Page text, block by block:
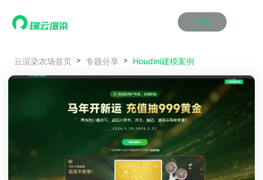
注册
产品服务
效果图渲染
云渲染管理系统
AI视频插帧
效果图渲染
云渲染管理系统
AI视频插帧
效果图渲染
云渲染管理系统
AI视频插帧
效果图渲染
云渲染管理系统
AI视频插帧
效果图渲染
云渲染管理系统
AI视频插帧
效果图渲染
云渲染管理系统
AI视频插帧
Maya云渲染方案
3ds Max云渲染方案
Cinema 4D云渲染方案
Blender 云渲染方案
Maya AI渲染方案
Maya云渲染方案
3ds Max云渲染方案
Cinema 4D云渲染方案
Blender 云渲染方案
Maya AI渲染方案
Maya云渲染方案
3ds Max云渲染方案
Cinema 4D云渲染方案
Blender 云渲染方案
Maya AI渲染方案
Maya云渲染方案
3ds Max云渲染方案
Cinema 4D云渲染方案
Blender 云渲染方案
Maya AI渲染方案
Maya云渲染方案
3ds Max云渲染方案
Cinema 4D云渲染方案
Blender 云渲染方案
Maya AI渲染方案
Maya云渲染方案
3ds Max云渲染方案
Cinema 4D云渲染方案
Blender 云渲染方案
Maya AI渲染方案
效果图价格
云制作价格
效果图价格
云制作价格
效果图价格
云制作价格
效果图价格
云制作价格
效果图价格
云制作价格
效果图价格
云制作价格
新闻资讯
新闻资讯
新闻资讯
新闻资讯
新闻资讯
新闻资讯
云渲染农场首页 专题分享 Houdini建模案例